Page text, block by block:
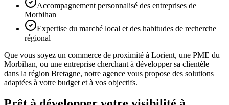
Accompagnement personnalisé des entreprises de
Morbihan
Expertise du marché local et des habitudes de recherche
régional
Que vous soyez un commerce de proximité à Lorient, une PME du
Morbihan, ou une entreprise cherchant à développer sa clientèle
dans la région Bretagne, notre agence vous propose des solutions
adaptées à votre budget et à vos objectifs.